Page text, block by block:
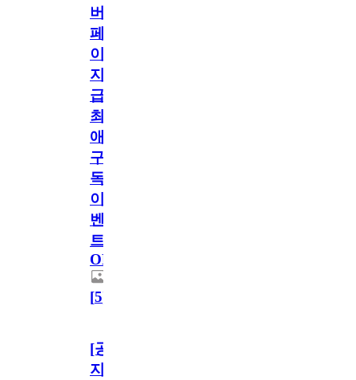
버
페
이
지
급!
최
애
구
독
이
벤
트
OPEN!
[5]
[공
지]